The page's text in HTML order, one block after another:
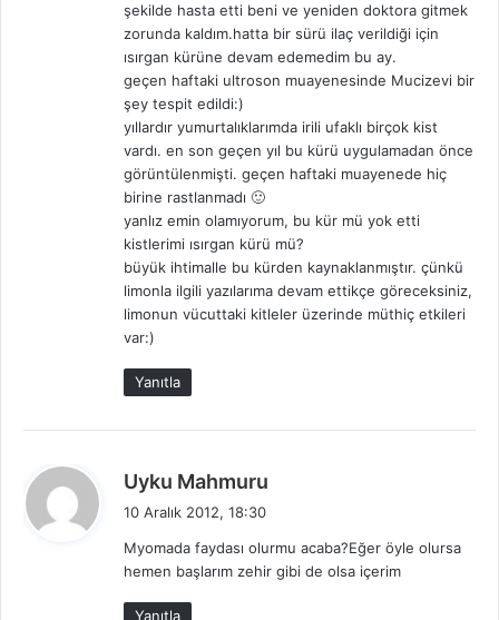
şekilde hasta etti beni ve yeniden doktora gitmek
zorunda kaldım.hatta bir sürü ilaç verildiği için
ısırgan kürüne devam edemedim bu ay.
geçen haftaki ultroson muayenesinde Mucizevi bir
şey tespit edildi:)
yıllardır yumurtalıklarımda irili ufaklı birçok kist
vardı. en son geçen yıl bu kürü uygulamadan önce
görüntülenmişti. geçen haftaki muayenede hiç
birine rastlanmadı 🙂
yanlız emin olamıyorum, bu kür mü yok etti
kistlerimi ısırgan kürü mü?
büyük ihtimalle bu kürden kaynaklanmıştır. çünkü
limonla ilgili yazılarıma devam ettikçe göreceksiniz,
limonun vücuttaki kitleler üzerinde müthiç etkileri
var:)
Yanıtla
Uyku Mahmuru
i
10 Aralık 2012, 18:30
Myomada faydası olurmu acaba?Eğer öyle olursa
hemen başlarım zehir gibi de olsa içerim
Yanıtla